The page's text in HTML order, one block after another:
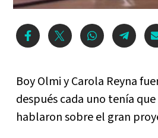
Boy Olmi y Carola Reyna
después cada uno tenía
hablaron sobre el gran